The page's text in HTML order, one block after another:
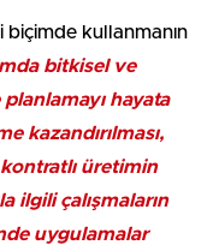
biçimde kullanmanın
bitkisel ve
hayata
kazandırılması,
kontratlı üretimin
ilgili çalışmaların
uygulamalar